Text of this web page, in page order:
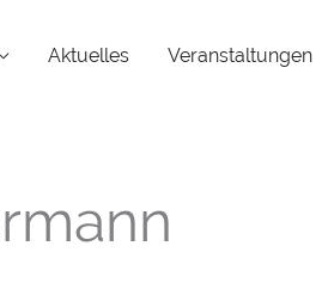
Aktuelles Veranstaltungen